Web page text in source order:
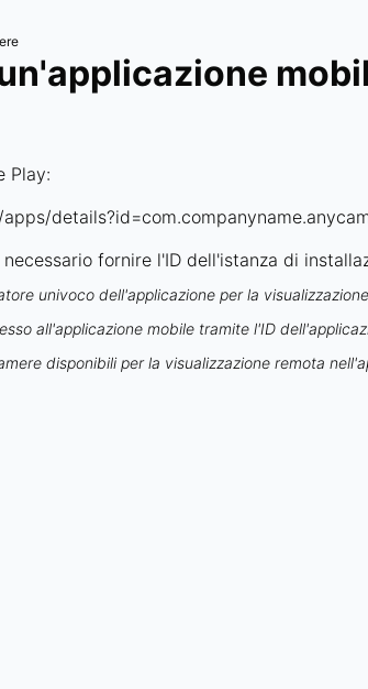
Play:
fornire l'ID dell'istanza di
univoco dell'applicazione per la
all'applicazione mobile tramite l'ID
disponibili per la visualizzazione remota